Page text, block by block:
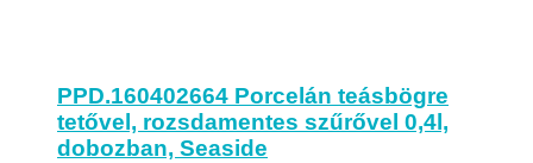
PPD.160402664 Porcelán teásbögre
tetővel, rozsdamentes szűrővel 0,4l,
dobozban, Seaside